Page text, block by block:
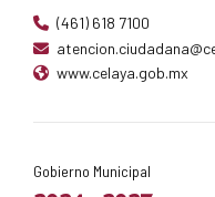
(461) 618 7100
www.celaya.gob.mx
Gobierno Municipal